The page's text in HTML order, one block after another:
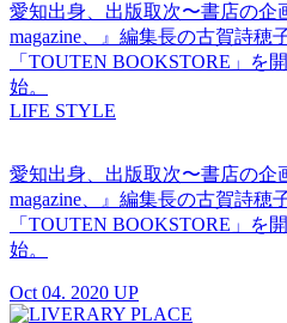
愛知出身、出版取次〜書店の企
magazine、』編集長の古賀詩穂
「TOUTEN BOOKSTORE」を
始。
LIFE STYLE
愛知出身、出版取次〜書店の企
magazine、』編集長の古賀詩穂
「TOUTEN BOOKSTORE」を
始。
Oct 04. 2020 UP